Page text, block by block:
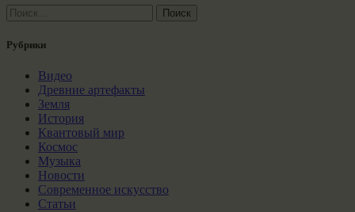
Найти:
Рубрики
Видео
Древние артефакты
Земля
История
Квантовый мир
Космос
Музыка
Новости
Современное искусство
Статьи